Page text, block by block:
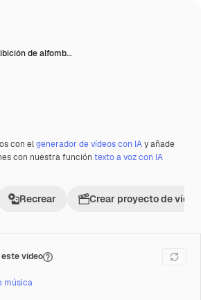
de alfomb…
con elgenerador de vídeos con IAy añade
con nuestra función texto a voz con IA
Recrear Crear proyecto de vídeo
vídeo
música